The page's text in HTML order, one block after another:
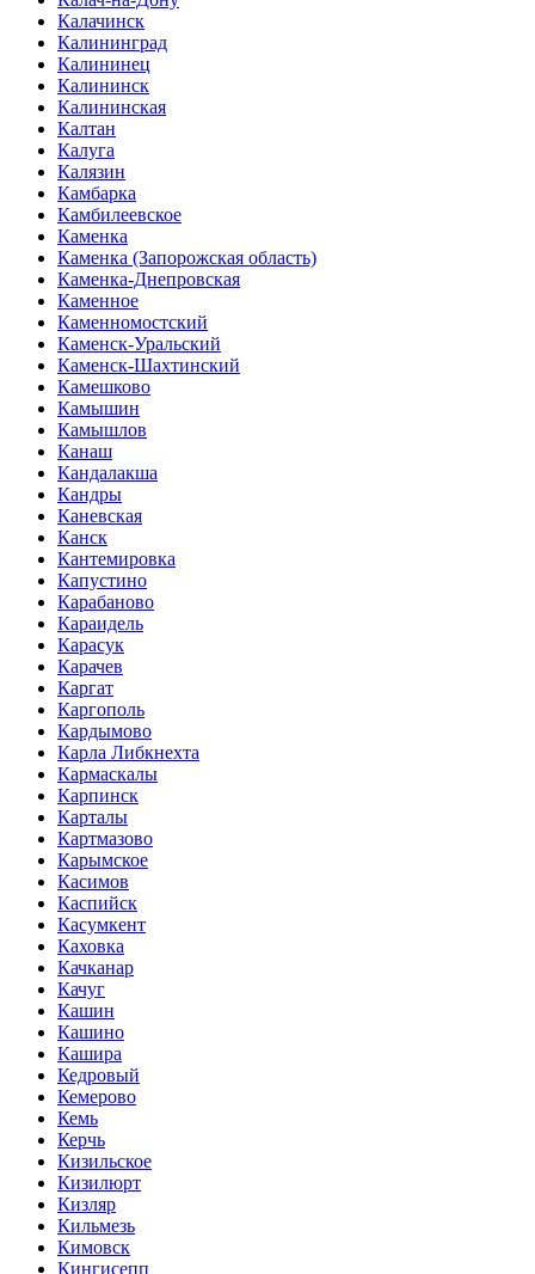
Калачинск
Калининград
Калининец
Калининск
Калининская
Калтан
Калуга
Калязин
Камбарка
Камбилеевское
Каменка
Каменка (Запорожская область)
Каменка-Днепровская
Каменное
Каменномостский
Каменск-Уральский
Каменск-Шахтинский
Камешково
Камышин
Камышлов
Канаш
Кандалакша
Кандры
Каневская
Канск
Кантемировка
Капустино
Карабаново
Караидель
Карасук
Карачев
Каргат
Каргополь
Кардымово
Карла Либкнехта
Кармаскалы
Карпинск
Карталы
Картмазово
Карымское
Касимов
Каспийск
Касумкент
Каховка
Качканар
Качуг
Кашин
Кашино
Кашира
Кедровый
Кемерово
Кемь
Керчь
Кизильское
Кизилюрт
Кизляр
Кильмезь
Кимовск
Кингисепп